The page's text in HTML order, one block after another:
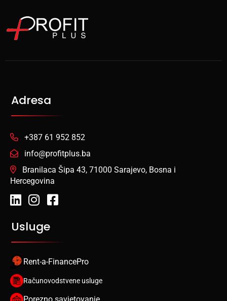
Adresa
+387 61 952 852
info@profitplus.ba
Branilaca Šipa 43, 71000 Sarajevo, Bosna i
Hercegovina
Usluge
Rent-a-FinancePro
Računovodstvene usluge